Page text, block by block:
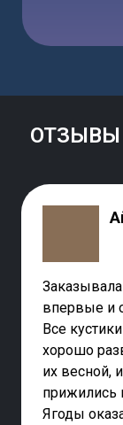
впервые и
Все
хорошо
их весной,
прижились
Ягоды